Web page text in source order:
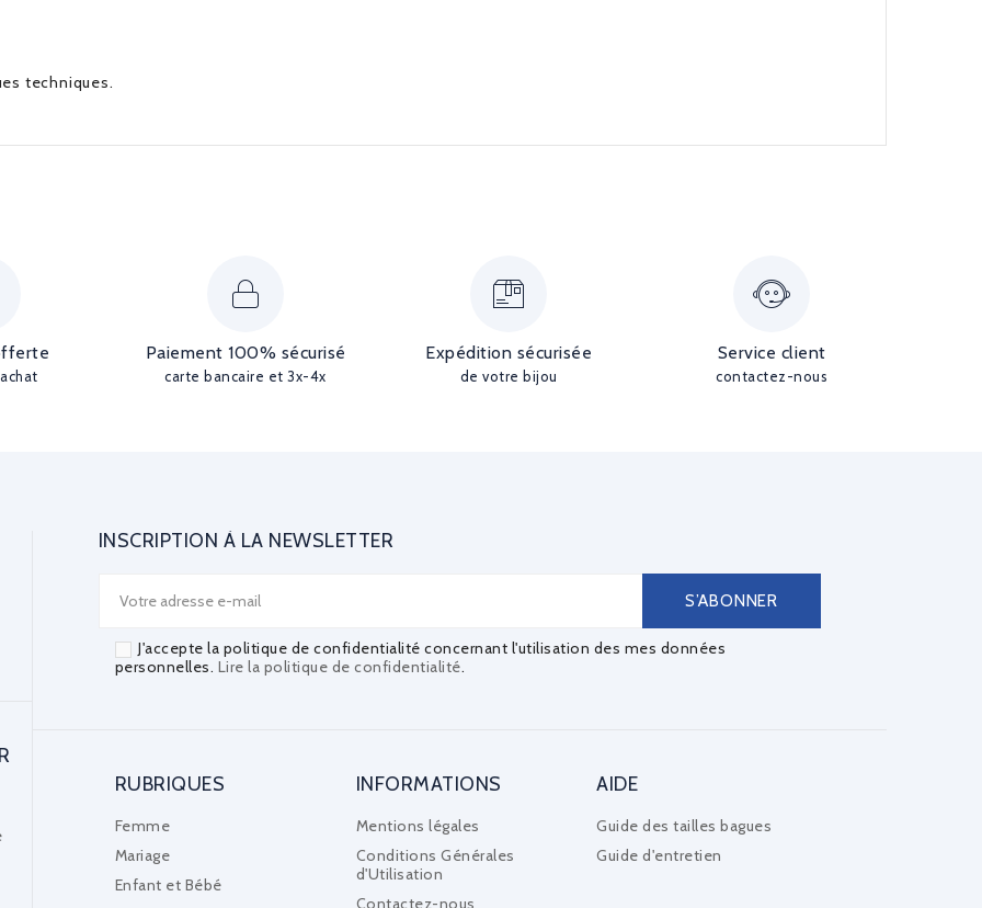
techniques.
Paiement 100% sécurisé
carte bancaire et 3x-4x
Expédition sécurisée
de votre bijou
Service client
contactez-nous
INSCRIPTION À LA NEWSLETTER
J'accepte la politique de confidentialité concernant l'utilisation des mes données
personnelles. Lire la politique de confidentialité.
RUBRIQUES
Femme
Mariage
Enfant et Bébé
INFORMATIONS
Mentions légales
Conditions Générales
d'Utilisation
Contactez-nous
AIDE
Guide des tailles bagues
Guide d'entretien